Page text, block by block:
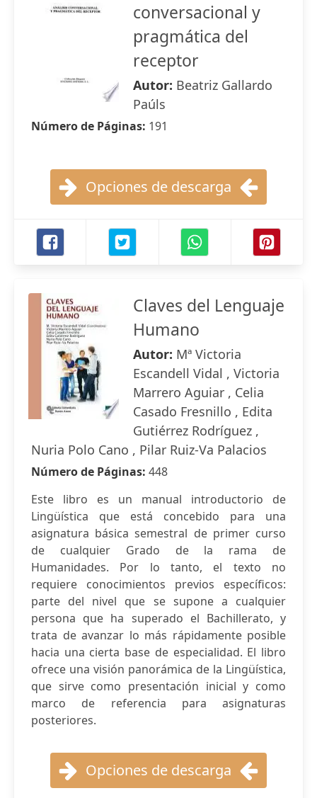
conversacional y
pragmática del
receptor
Autor: Beatriz Gallardo
Paúls
Número de Páginas: 191
Opciones de descarga
Claves del Lenguaje
Humano
Autor: Mª Victoria
Escandell Vidal , Victoria
Marrero Aguiar , Celia
Casado Fresnillo , Edita
Gutiérrez Rodríguez ,
Nuria Polo Cano , Pilar Ruiz-Va Palacios
Número de Páginas: 448
Este libro es un manual introductorio de
Lingüística que está concebido para una
asignatura básica semestral de primer curso
de cualquier Grado de la rama de
Humanidades. Por lo tanto, el texto no
requiere conocimientos previos específicos:
parte del nivel que se supone a cualquier
persona que ha superado el Bachillerato, y
trata de avanzar lo más rápidamente posible
hacia una cierta base de especialidad. El libro
ofrece una visión panorámica de la Lingüística,
que sirve como presentación inicial y como
marco de referencia para asignaturas
posteriores.
Opciones de descarga